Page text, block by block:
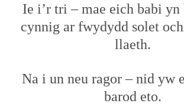
Ie i’r tri – mae eich babi
cynnig ar fwydydd solet
llaeth.
Na i un neu ragor – nid yw
barod eto.